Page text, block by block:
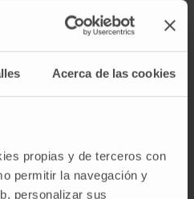
Acerca de las cookies
propias y de terceros con
permitir la navegación y
personalizar sus
, forma abreviada de
un compuesto
y fue acuñado
trabajos de
detecta